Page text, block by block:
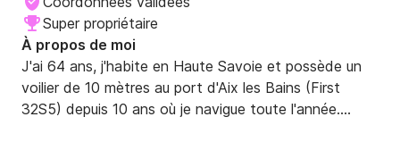
Super propriétaire
À propos de moi
J'ai 64 ans, j'habite en Haute Savoie et possède un
voilier de 10 mètres au port d'Aix les Bains (First
32S5) depuis 10 ans où je navigue toute l'année.